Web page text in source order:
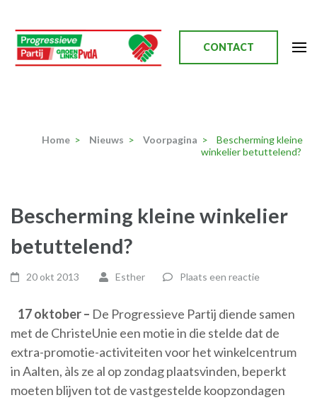
naar
inhoud
(Druk
CONTACT
Home > Nieuws > Voorpagina >
Bescherming kleine
winkelier betuttelend?
Bescherming kleine winkelier
betuttelend?
20 okt 2013 Esther Plaats een reactie
17 oktober – De Progressieve Partij diende samen
met de ChristeUnie een motie in die stelde dat de
extra-promotie-activiteiten voor het winkelcentrum
in Aalten, àls ze al op zondag plaatsvinden, beperkt
moeten blijven tot de vastgestelde koopzondagen